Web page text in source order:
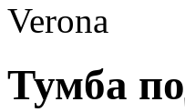
Verona
Тумба